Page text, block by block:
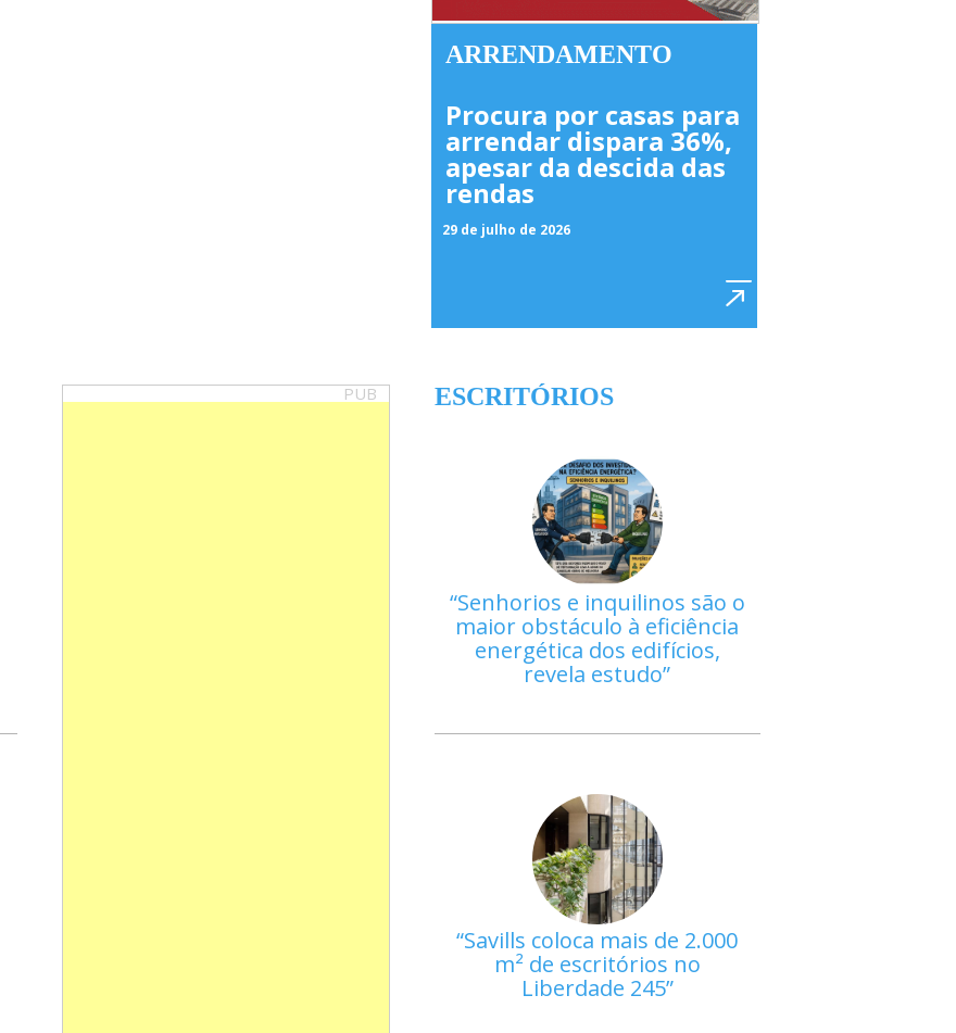
ARRENDAMENTO
Procura por casas para
arrendar dispara 36%,
apesar da descida das
rendas
29 de julho de 2026
PUB ESCRITÓRIOS
Senhorios e inquilinos são o
maior obstáculo à eficiência
energética dos edifícios,
revela estudo
Savills coloca mais de 2.000
m² de escritórios no
Liberdade 245